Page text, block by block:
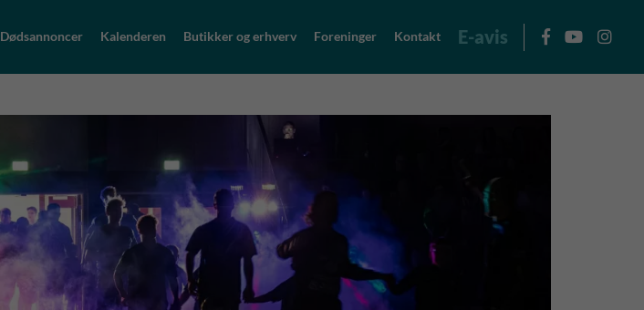
Dødsannoncer Kalenderen Butikker og erhverv Foreninger Kontakt E-avis